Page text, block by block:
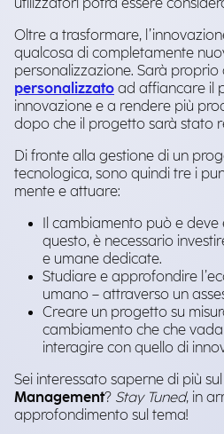
utilizzatori potrà essere
Oltre a trasformare,
qualcosa di completamente
personalizzazione. Sarà proprio
personalizzato ad affiancare il
innovazione e a rendere più
dopo che il progetto sarà stato
Di fronte alla gestione di un
tecnologica, sono quindi tre i
mente e attuare:
Il cambiamento può e
questo, è necessario
e umane dedicate.
Studiare e approfondire
umano – attraverso un
Creare un progetto su
cambiamento che che
interagire con quello di
Sei interessato saperne di più sul
Management? Stay Tuned, in
approfondimento sul tema!